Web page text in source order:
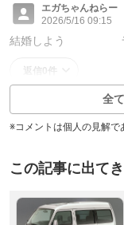
エガちゃんねらー
2026/5/16 09:15
結婚しよう ラ
返信0件
全
※コメントは個人の見解で
この記事に出て